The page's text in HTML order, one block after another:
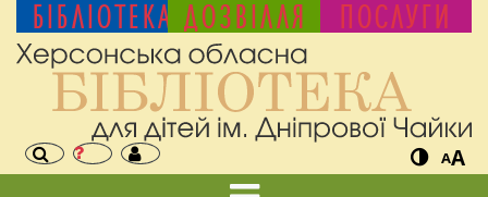
БІБЛІОТЕКА ДОЗВІЛЛЯ ПОСЛУГИ
AA